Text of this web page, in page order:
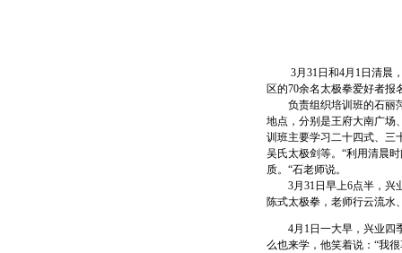
3月31日和4月1日清晨，
区的70余名太极拳爱好者报
负责组织培训班的石丽萍
地点，分别是王府大南广场
训班主要学习二十四式、三
吴氏太极剑等。“利用清晨
质。“石老师说。
3月31日早上6点半，兴业
陈式太极拳，老师行云流水
4月1日一大早，兴业四季
么也来学，他笑着说：“我